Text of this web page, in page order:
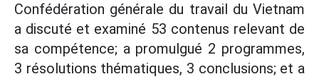
Confédération générale du travail du Vietnam
a discuté et examiné 53 contenus relevant de
sa compétence; a promulgué 2 programmes,
3 résolutions thématiques, 3 conclusions; et a